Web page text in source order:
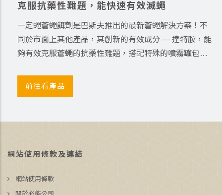
克服抗藥性難題，能快速有效滅蠅
一定蠅蒼蠅餌劑是巴斯夫推出的最新蒼蠅解決方案！不
同於市面上其他產品，其創新的有效成分 — 達特胺，能
夠有效克服蒼蠅的抗藥性難題，搭配特殊的噴霧罐包
達到滅除效果！
前往看產品
網站使用條款及連結
網站使用條款